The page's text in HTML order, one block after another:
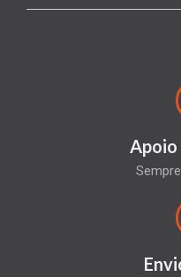
Apoio